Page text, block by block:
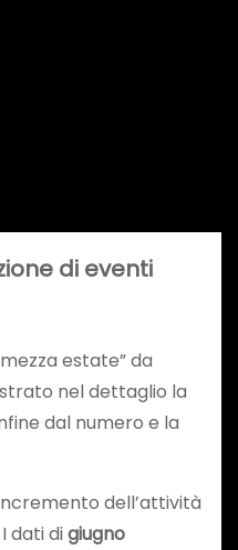
di eventi
estate” da
nel dettaglio la
dal numero e la
dell’attività
dati digiugno